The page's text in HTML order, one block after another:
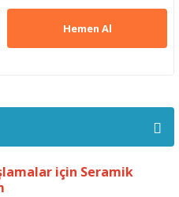
Hemen Al
için Seramik